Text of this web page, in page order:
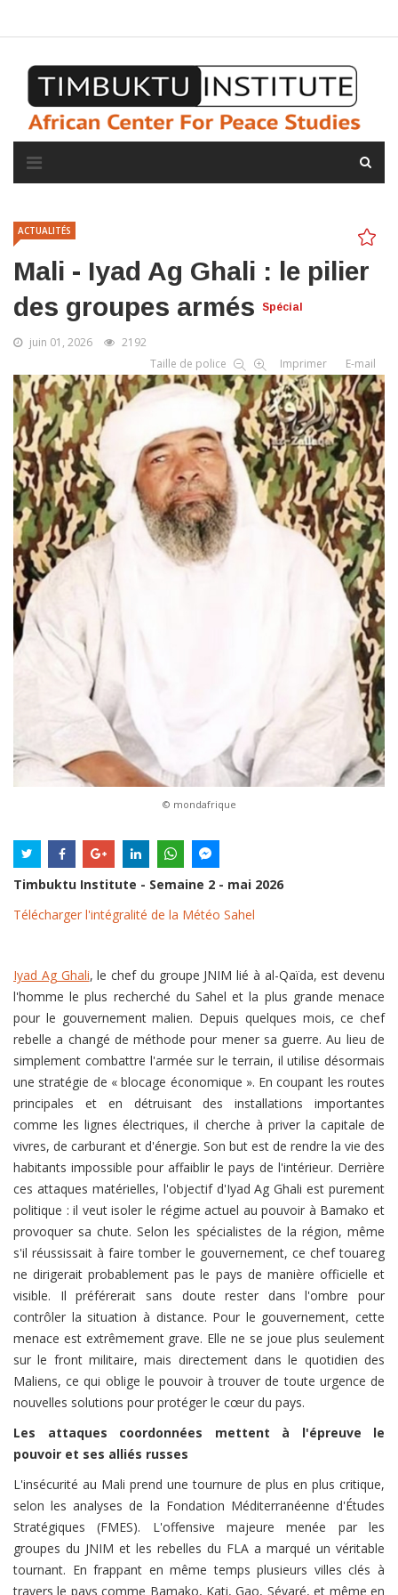
ACTUALITÉS
Mali - Iyad Ag Ghali : le pilier
des groupes armés
Spécial
juin 01, 2026
2192
Taille de police
Imprimer E-mail
© mondafrique
Timbuktu Institute - Semaine 2 - mai 2026
Télécharger l'intégralité de la Météo Sahel
Iyad Ag Ghali, le chef du groupe JNIM lié à al-Qaïda, est devenu
l'homme le plus recherché du Sahel et la plus grande menace
pour le gouvernement malien. Depuis quelques mois, ce chef
rebelle a changé de méthode pour mener sa guerre. Au lieu de
simplement combattre l'armée sur le terrain, il utilise désormais
une stratégie de « blocage économique ». En coupant les routes
principales et en détruisant des installations importantes
comme les lignes électriques, il cherche à priver la capitale de
vivres, de carburant et d'énergie. Son but est de rendre la vie des
habitants impossible pour affaiblir le pays de l'intérieur. Derrière
ces attaques matérielles, l'objectif d'Iyad Ag Ghali est purement
politique : il veut isoler le régime actuel au pouvoir à Bamako et
provoquer sa chute. Selon les spécialistes de la région, même
s'il réussissait à faire tomber le gouvernement, ce chef touareg
ne dirigerait probablement pas le pays de manière officielle et
visible. Il préférerait sans doute rester dans l'ombre pour
contrôler la situation à distance. Pour le gouvernement, cette
menace est extrêmement grave. Elle ne se joue plus seulement
sur le front militaire, mais directement dans le quotidien des
Maliens, ce qui oblige le pouvoir à trouver de toute urgence de
nouvelles solutions pour protéger le cœur du pays.
Les attaques coordonnées mettent à l'épreuve le
pouvoir et ses alliés russes
L'insécurité au Mali prend une tournure de plus en plus critique,
selon les analyses de la Fondation Méditerranéenne d'Études
Stratégiques (FMES). L'offensive majeure menée par les
groupes du JNIM et les rebelles du FLA a marqué un véritable
tournant. En frappant en même temps plusieurs villes clés à
travers le pays comme Bamako, Kati, Gao, Sévaré, et même en